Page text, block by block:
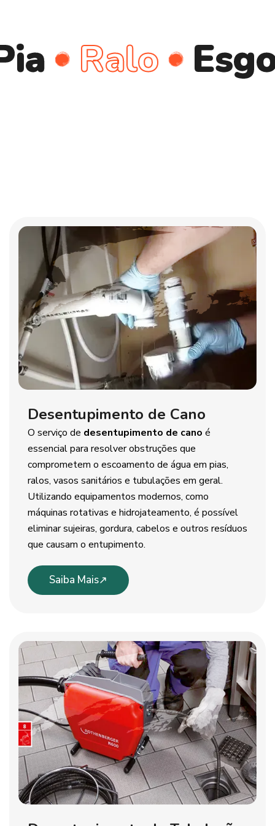
Ralo Esgoto
Desentupimento de Cano
O serviço de desentupimento de cano é
essencial para resolver obstruções que
comprometem o escoamento de água em pias,
ralos, vasos sanitários e tubulações em geral.
Utilizando equipamentos modernos, como
máquinas rotativas e hidrojateamento, é possível
eliminar sujeiras, gordura, cabelos e outros resíduos
que causam o entupimento.
Saiba Mais